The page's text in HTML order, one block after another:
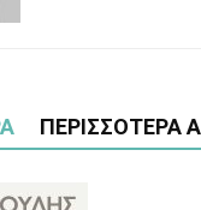
ΠΕΡΙΣΣΟΤΕΡΑ